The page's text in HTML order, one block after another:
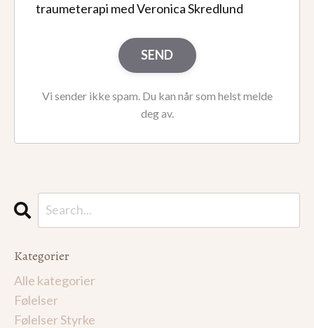
traumeterapi med Veronica Skredlund
SEND
Vi sender ikke spam. Du kan når som helst melde
deg av.
Kategorier
Alle kategorier
Følelser
Følelser Styrke